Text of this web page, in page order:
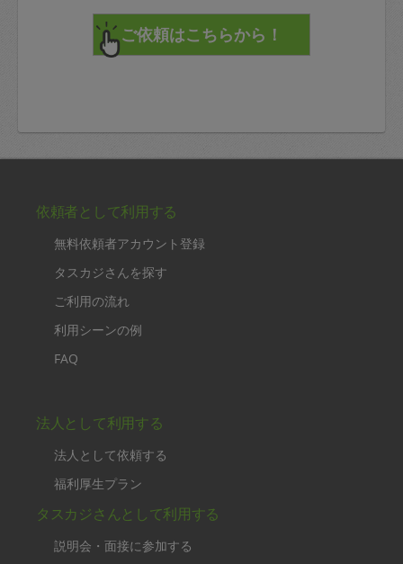
依頼者として利用する
無料依頼者アカウント登録
タスカジさんを探す
ご利用の流れ
利用シーンの例
FAQ
法人として利用する
法人として依頼する
福利厚生プラン
タスカジさんとして利用する
説明会・面接に参加する